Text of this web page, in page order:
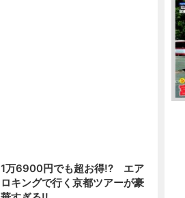
1万6900円でも超お得!? エア
ロキングで行く京都ツアーが豪